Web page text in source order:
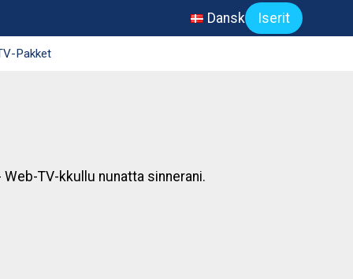
Dansk Iserit
Pakket
TV-kkullu nunatta sinnerani.